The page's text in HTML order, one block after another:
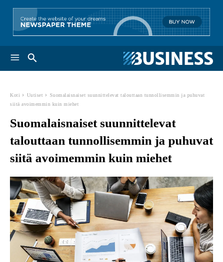
Koti Uutiset
Suomalaisnaiset suunnittelevat talouttaan tunnollisemmin ja puhuvat
siitä avoimemmin kuin miehet
Suomalaisnaiset suunnittelevat
talouttaan tunnollisemmin ja puhuvat
siitä avoimemmin kuin miehet